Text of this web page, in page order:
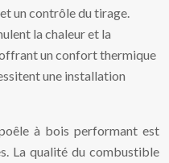
un contrôle du tirage.
la chaleur et la
un confort thermique
une installation
à bois performant est
La qualité du combustible